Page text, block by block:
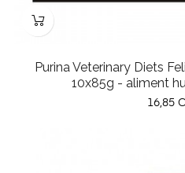
Purina Veterinary Diets
10x85g - aliment
Prix
16,85